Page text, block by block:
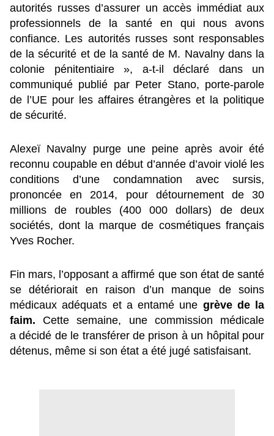
autorités russes d’assurer un accès immédiat aux
professionnels de la santé en qui nous avons
confiance. Les autorités russes sont responsables
de la sécurité et de la santé de M. Navalny dans la
colonie pénitentiaire », a-t-il déclaré dans un
communiqué publié par Peter Stano, porte-parole
de l’UE pour les affaires étrangères et la politique
de sécurité.
Alexeï Navalny purge une peine après avoir été
reconnu coupable en début d’année d’avoir violé les
conditions d’une condamnation avec sursis,
prononcée en 2014, pour détournement de 30
millions de roubles (400 000 dollars) de deux
sociétés, dont la marque de cosmétiques français
Yves Rocher.
Fin mars, l’opposant a affirmé que son état de santé
se détériorait en raison d’un manque de soins
médicaux adéquats et a entamé une grève de la
faim. Cette semaine, une commission médicale
adécidé de le transférer de prison à un hôpital pour
détenus, même si son état a été jugé satisfaisant.